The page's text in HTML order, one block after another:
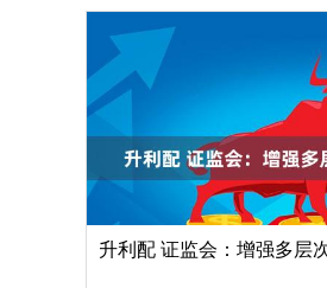
升利配 证监会：增强多层